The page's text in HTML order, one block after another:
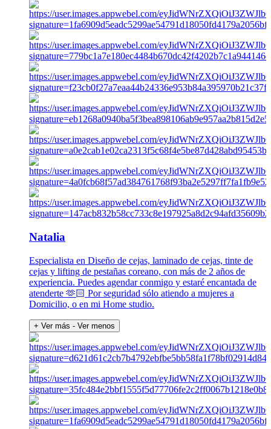
Natalia
Especialista en Diseño de cejas, laminado de cejas, tinte de
cejas y lifting de pestañas coreano, con más de 2 años de
experiencia. Puedes agendar conmigo y estaré encantada de
atenderte 🫶🏻 Por seguridad sólo atiendo a mujeres a
Domicilio, o en mi Home studio.
+ Ver más - Ver menos